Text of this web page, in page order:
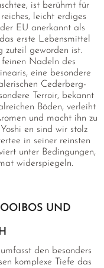
ist berühmt für
leicht erdiges
EU anerkannt als
erste Lebensmittel
zuteil geworden ist.
Nadeln des
eine besondere
Cederberg-
Terroir, bekannt
Böden, verleiht
und macht ihn zu
en sind wir stolz
in seiner reinsten
unter Bedingungen,
widerspiegeln.
UND
den besonders
komplexe Tiefe das